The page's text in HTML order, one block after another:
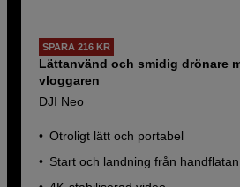
SPARA 216 KR
Lättanvänd och smidig drönare
vloggaren
DJI Neo
Otroligt lätt och portabel
Start och landning från handflatan